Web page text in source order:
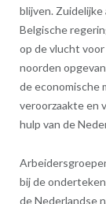
blijven.
Belgische
op de vlucht
noorden
de economische
veroorzaakte en
hulp van de
bij de
de Nederlandse